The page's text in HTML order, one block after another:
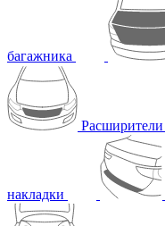
багажника
Расширители
накладки